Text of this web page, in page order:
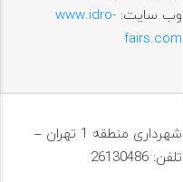
وب سایت: www.idro-
fairs.com
شهرداری منطقه 1 تهران –
تلفن: 26130486